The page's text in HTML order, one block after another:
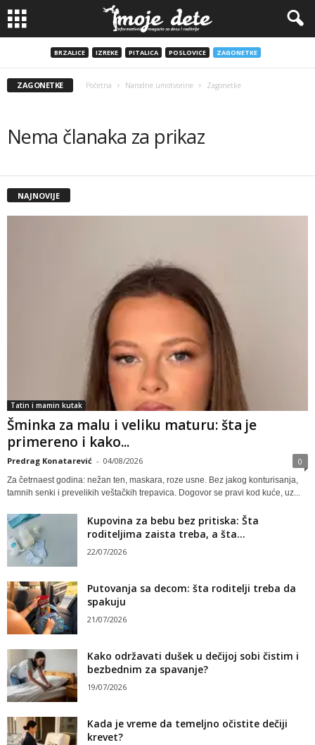
BRZALICE IZREKE PITALICA POSLOVICE ZAGONETKE
ZAGONETKE Početna Narodne umotvorine Zagonetke
Nema članaka za prikaz
NAJNOVIJE
Tatin i mamin kutak
Šminka za malu i veliku maturu: šta je
primereno i kako...
Predrag Konatarević - 04/08/2026 0
Za četrnaest godina: nežan ten, maskara, roze usne. Bez jakog konturisanja,
tamnih senki i prevelikih veštačkih trepavica. Dogovor se pravi kod kuće, uz...
Kupovina za bebu bez pritiska: Šta
roditeljima zaista treba, a šta...
22/07/2026
Putovanja sa decom: šta roditelji treba da
spakuju
21/07/2026
Kako održavati dušek u dečijoj sobi čistim i
bezbednim za spavanje?
19/07/2026
Kada je vreme da temeljno očistite dečiji
krevet?